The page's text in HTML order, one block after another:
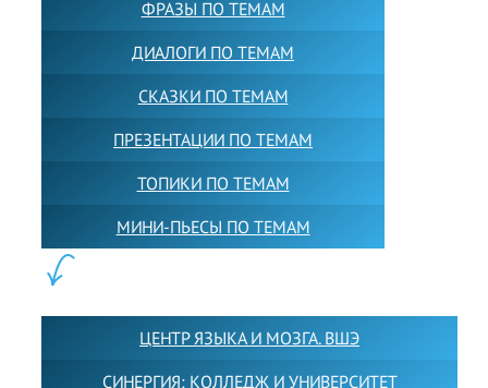
ФРАЗЫ ПО ТЕМАМ
ДИАЛОГИ ПО ТЕМАМ
СКАЗКИ ПО ТЕМАМ
ПРЕЗЕНТАЦИИ ПО ТЕМАМ
ТОПИКИ ПО ТЕМАМ
МИНИ-ПЬЕСЫ ПО ТЕМАМ
ЦЕНТР ЯЗЫКА И МОЗГА. ВШЭ
СИНЕРГИЯ: КОЛЛЕДЖ И УНИВЕРСИТЕТ